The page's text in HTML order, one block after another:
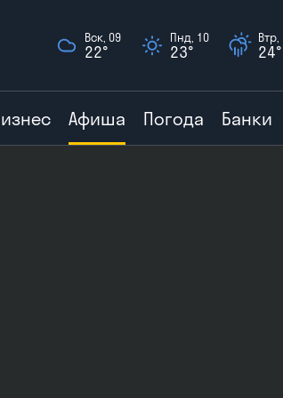
Вск, 09
22°
Пнд, 10
23°
Втр,
24°
Афиша Погода Банки